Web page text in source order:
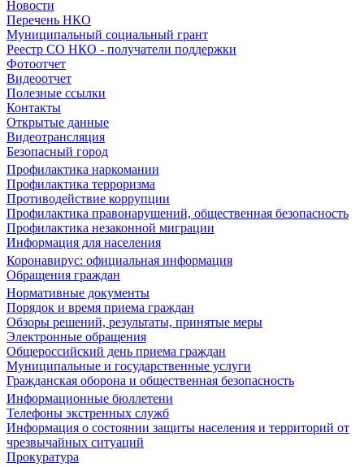
Новости
Перечень НКО
Муниципальный социальный грант
Реестр СО НКО - получатели поддержки
Фотоотчет
Видеоотчет
Полезные ссылки
Контакты
Открытые данные
Видеотрансляция
Безопасный город
Профилактика наркомании
Профилактика терроризма
Противодействие коррупции
Профилактика правонарушений, общественная безопасность
Профилактика незаконной миграции
Информация для населения
Коронавирус: официальная информация
Обращения граждан
Нормативные документы
Порядок и время приема граждан
Обзоры решений, результаты, принятые меры
Электронные обращения
Общероссийский день приема граждан
Муниципальные и государственные услуги
Гражданская оборона и общественная безопасность
Информационные бюллетени
Телефоны экстренных служб
Информация о состоянии защиты населения и территорий от
чрезвычайных ситуаций
Прокуратура